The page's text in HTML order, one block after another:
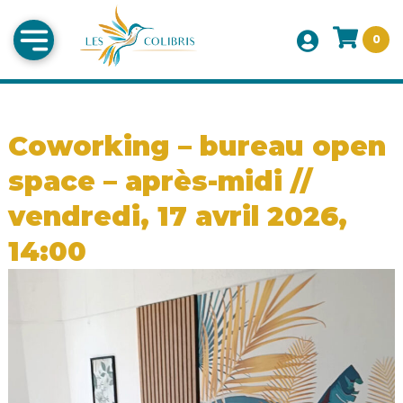
0
Coworking – bureau open
space – après-midi //
vendredi, 17 avril 2026,
14:00